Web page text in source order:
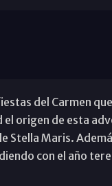
del Carmen
origen de esta
Stella Maris.
con el año